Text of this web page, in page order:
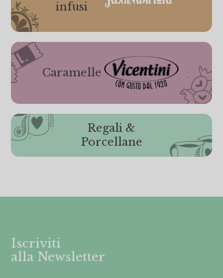
infusi
Caramelle
Regali &
Porcellane
Iscriviti
alla Newsletter